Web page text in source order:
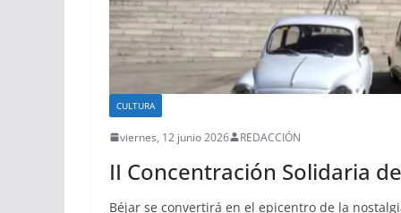
CULTURA
viernes, 12 junio 2026 REDACCIÓN
II Concentración Solidaria
Béjar se convertirá en el epicentro de la